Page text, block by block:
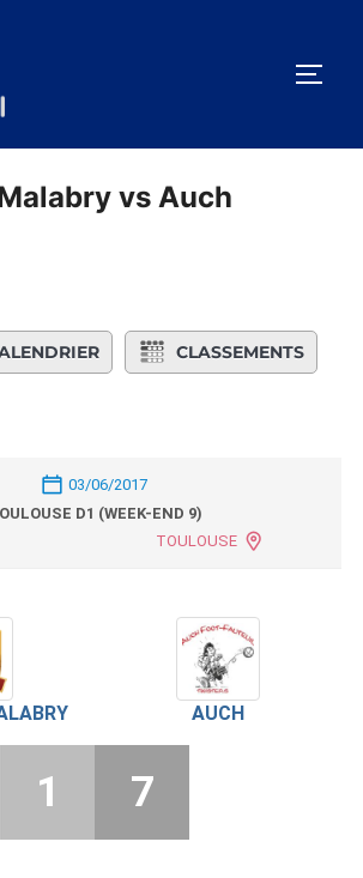
vs Auch
CLASSEMENTS
03/06/2017
D1 (WEEK-END 9)
TOULOUSE
AUCH
1 7